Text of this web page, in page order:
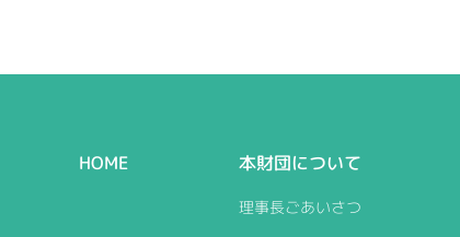
HOME 本財団について
理事長ごあいさつ